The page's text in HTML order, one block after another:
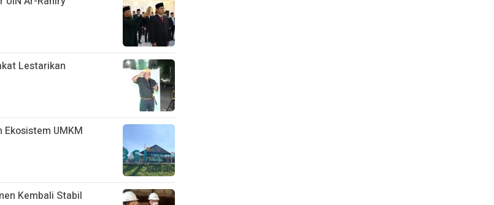
Lestarikan
Ekosistem UMKM
Kembali Stabil